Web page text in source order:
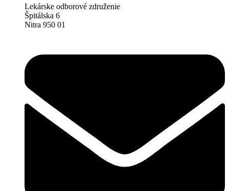
Lekárske odborové združenie
Špitálska 6
Nitra 950 01